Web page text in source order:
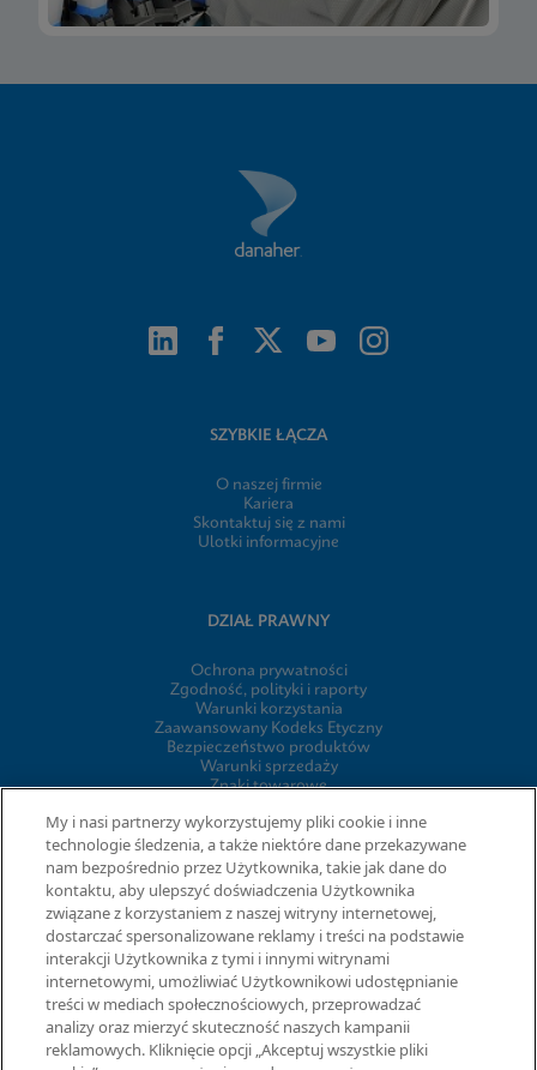
SZYBKIE ŁĄCZA
O naszej firmie
Kariera
Skontaktuj się z nami
Ulotki informacyjne
DZIAŁ PRAWNY
Ochrona prywatności
Zgodność, polityki i raporty
Warunki korzystania
Zaawansowany Kodeks Etyczny
Bezpieczeństwo produktów
Warunki sprzedaży
Znaki towarowe
Cepheid Grant & Donation Program
Ustawienia plików cookie
UMOWY
Umowa o przetwarzaniu danych
Społeczności partnerów
Information Security Terms and Conditions
My i nasi partnerzy wykorzystujemy pliki cookie i inne
technologie śledzenia, a także niektóre dane przekazywane
nam bezpośrednio przez Użytkownika, takie jak dane do
kontaktu, aby ulepszyć doświadczenia Użytkownika
związane z korzystaniem z naszej witryny internetowej,
dostarczać spersonalizowane reklamy i treści na podstawie
interakcji Użytkownika z tymi i innymi witrynami
internetowymi, umożliwiać Użytkownikowi udostępnianie
treści w mediach społecznościowych, przeprowadzać
analizy oraz mierzyć skuteczność naszych kampanii
reklamowych. Kliknięcie opcji „Akceptuj wszystkie pliki